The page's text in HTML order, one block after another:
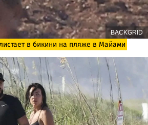
BACKGRID
в бикини на пляже в Майами